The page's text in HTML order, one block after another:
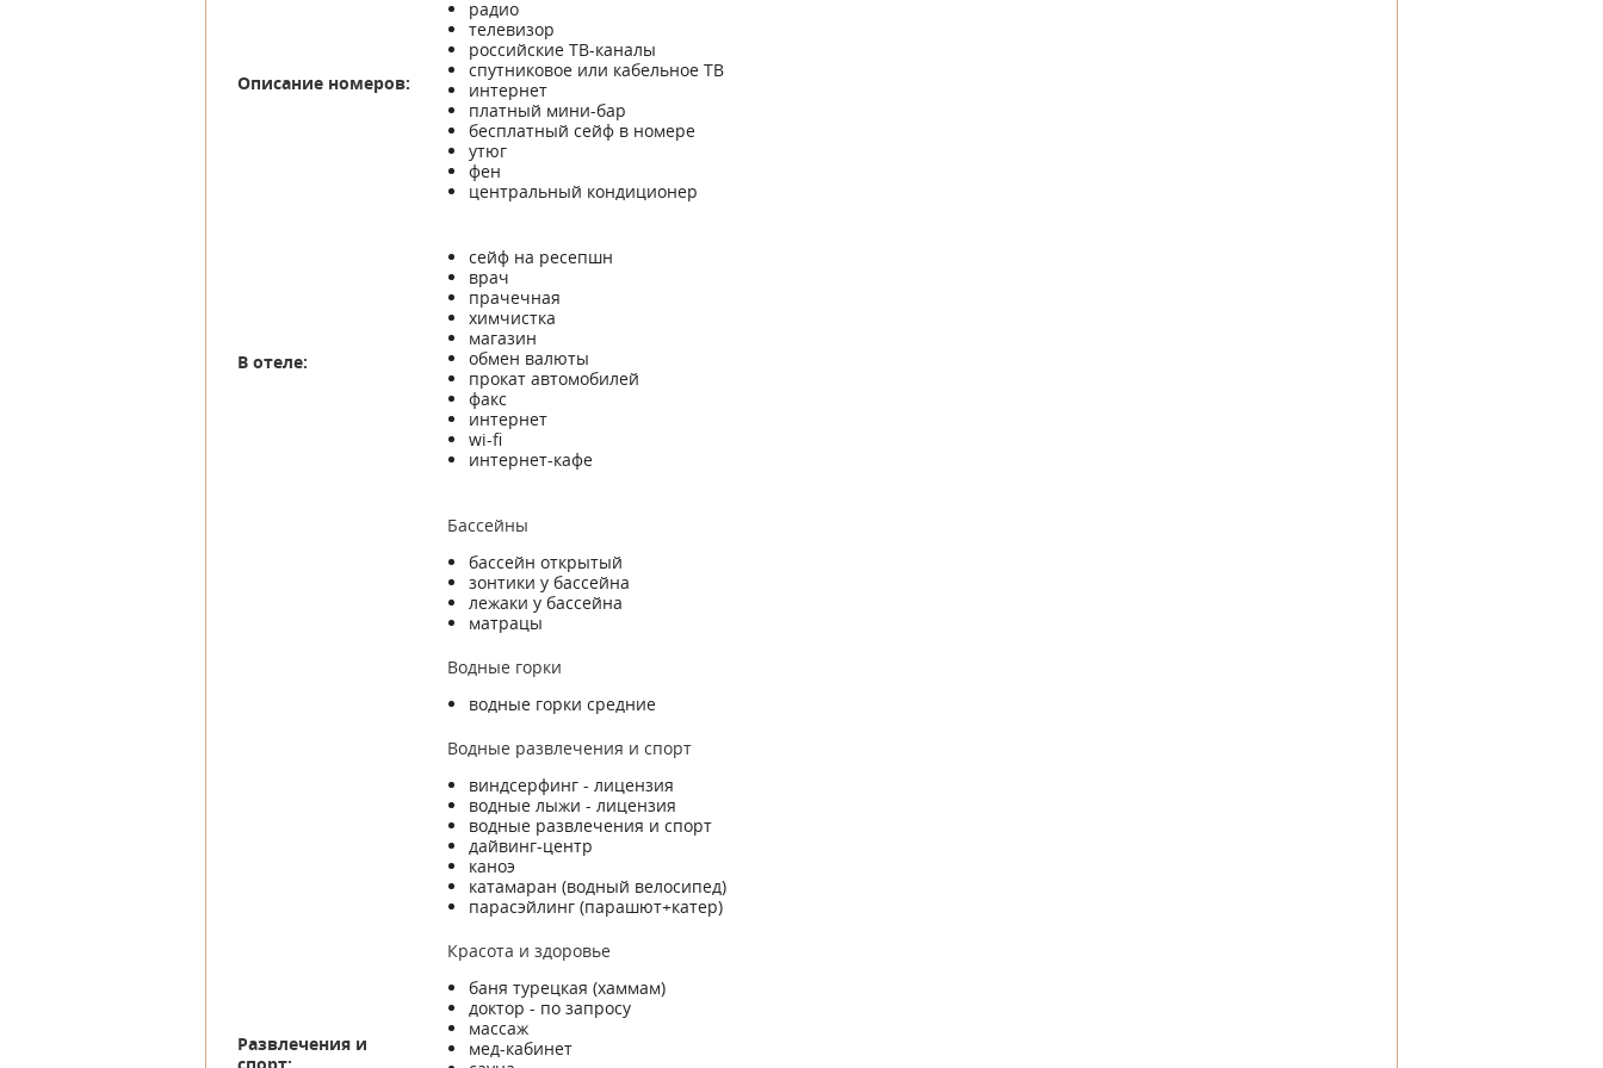
Описание номеров:
радио
телевизор
российские ТВ-каналы
спутниковое или кабельное ТВ
интернет
платный мини-бар
бесплатный сейф в номере
утюг
фен
центральный кондиционер
В отеле:
сейф на ресепшн
врач
прачечная
химчистка
магазин
обмен валюты
прокат автомобилей
факс
интернет
wi-fi
интернет-кафе
Развлечения и
спорт:
Бассейны
бассейн открытый
зонтики у бассейна
лежаки у бассейна
матрацы
Водные горки
водные горки средние
Водные развлечения и спорт
виндсерфинг - лицензия
водные лыжи - лицензия
водные развлечения и спорт
дайвинг-центр
каноэ
катамаран (водный велосипед)
парасэйлинг (парашют+катер)
Красота и здоровье
баня турецкая (хаммам)
доктор - по запросу
массаж
мед-кабинет